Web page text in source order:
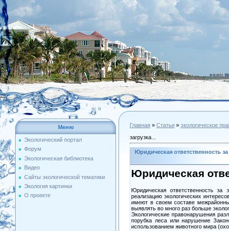
Меню
Экологический портал
Форум
Экологическая библиотека
Видео
Сайты экологической тематики
Экология картинки
О проекте
Главная » Статьи » экологическое
загрузка...
Юридическая ответственность
Юридическая
Юридическая ответственность за
реализацию экологических
имеют в своем составе
выявлять во много раз больше
Экологические правонарушения
порубка леса или нарушение
использованием животного мира